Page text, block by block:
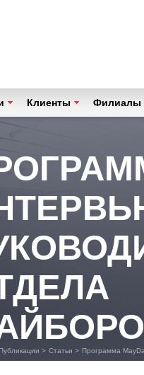
Клиенты Филиалы
Публикации > Статьи > Программа